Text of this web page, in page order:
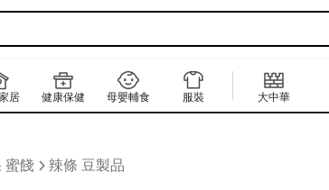
居
健康保健 母嬰輔食 服裝 大中華
蜜餞 辣條 豆製品